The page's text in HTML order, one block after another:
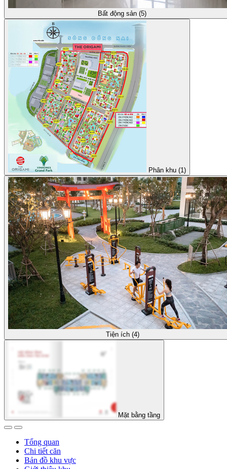
Bất động sản (5)
Phân khu (1)
Tiện ích (4)
Mặt bằng tầng
Tổng quan
Chi tiết căn
Bản đồ khu vực